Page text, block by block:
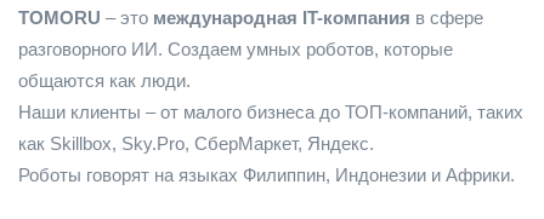
TOMORU – это международная IT-компания в сфере
разговорного ИИ. Создаем умных роботов, которые
общаются как люди.
Наши клиенты – от малого бизнеса до ТОП-компаний, таких
как Skillbox, Sky.Pro, СберМаркет, Яндекс.
Роботы говорят на языках Филиппин, Индонезии и Африки.